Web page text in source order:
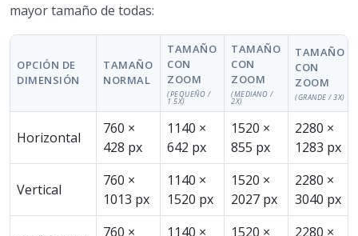
mayor tamaño de todas:
OPCIÓN DE
DIMENSIÓN
TAMAÑO
NORMAL
TAMAÑO
CON
ZOOM
(PEQUEÑO /
1.5X)
TAMAÑO
CON
ZOOM
(MEDIANO /
2X)
TAMAÑO
CON
ZOOM
(GRANDE / 3X)
Horizontal
760 ×
428 px
1140 ×
642 px
1520 ×
855 px
2280 ×
1283 px
Vertical
760 ×
1013 px
1140 ×
1520 px
1520 ×
2027 px
2280 ×
3040 px
760 ×
1140 ×
1520 ×
2280 ×